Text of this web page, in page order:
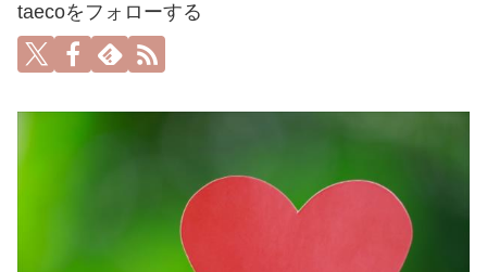
taecoをフォローする